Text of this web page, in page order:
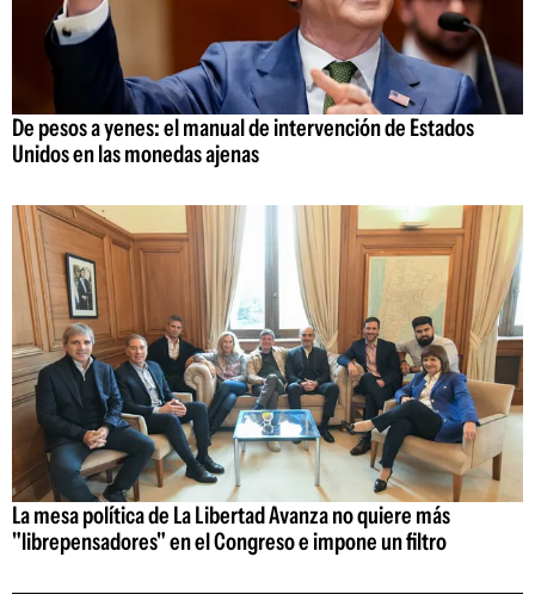
De pesos a yenes: el manual de intervención de Estados
Unidos en las monedas ajenas
La mesa política de La Libertad Avanza no quiere más
"librepensadores" en el Congreso e impone un filtro